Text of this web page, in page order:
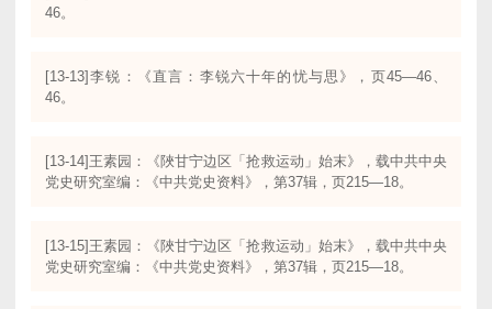
46。
[13-13]李锐：《直言：李锐六十年的忧与思》，页45—46、
46。
[13-14]王素园：《陜甘宁边区「抢救运动」始末》，载中共中央
党史研究室编：《中共党史资料》，第37辑，页215—18。
[13-15]王素园：《陜甘宁边区「抢救运动」始末》，载中共中央
党史研究室编：《中共党史资料》，第37辑，页215—18。